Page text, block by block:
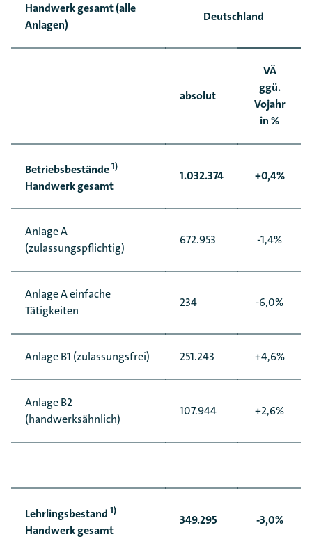
Handwerk gesamt (alle
Anlagen)
Deutschland
absolut
VÄ
ggü.
Vojahr
in %
Betriebsbestände1)
Handwerk gesamt
1.032.374 +0,4%
Anlage A
(zulassungspflichtig)
672.953 -1,4%
Anlage A einfache
Tätigkeiten
234 -6,0%
Anlage B1 (zulassungsfrei) 251.243 +4,6%
Anlage B2
(handwerksähnlich)
107.944 +2,6%
Lehrlingsbestand 1)
Handwerk gesamt
349.295 -3,0%